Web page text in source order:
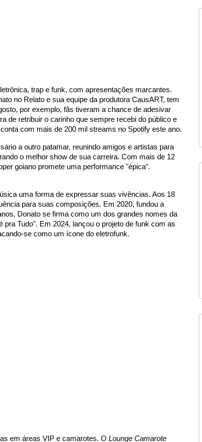
trap e funk, com apresentações marcantes.
no Relato e sua equipe da produtora CausART, tem
por exemplo, fãs tiveram a chance de adesivar
de retribuir o carinho que sempre recebi do público e
com mais de 200 mil streams no Spotify este ano.
a outro patamar, reunindo amigos e artistas para
o melhor show de sua carreira. Com mais de 12
goiano promete uma performance "épica".
uma forma de expressar suas vivências. Aos 18
para suas composições. Em 2020, fundou a
Donato se firma como um dos grandes nomes da
Tudo". Em 2024, lançou o projeto de funk com as
se como um ícone do eletrofunk.
em áreas VIP e camarotes. O Lounge Camarote